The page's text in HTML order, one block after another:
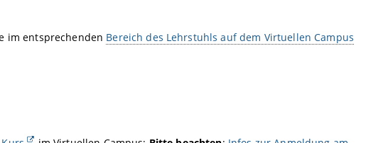
im entsprechenden Bereich des Lehrstuhls auf dem Virtuellen Campus